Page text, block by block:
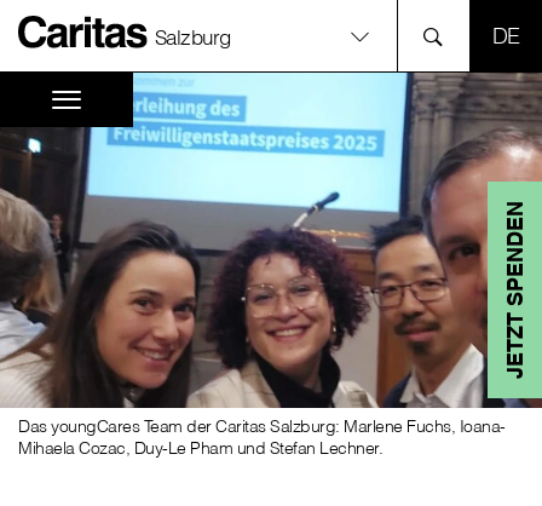
Salzburg
JETZT SPENDEN
Das youngCares Team der Caritas Salzburg: Marlene Fuchs, Ioana-
Mihaela Cozac, Duy-Le Pham und Stefan Lechner.